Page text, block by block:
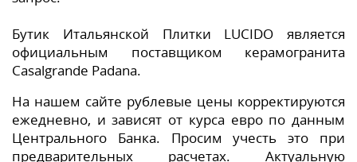
Бутик Итальянской Плитки LUCIDO является
официальным поставщиком керамогранита
Casalgrande Padana.
На нашем сайте рублевые цены корректируются
ежедневно, и зависят от курса евро по данным
Центрального Банка. Просим учесть это при
предварительных расчетах. Актуальную